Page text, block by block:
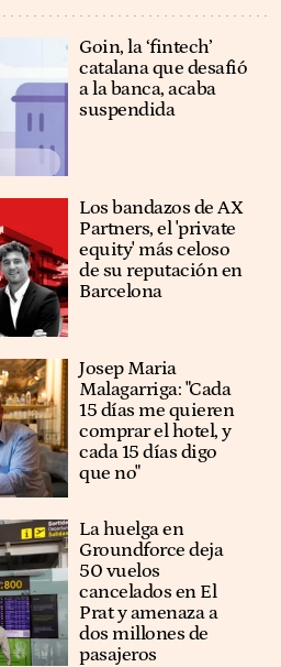
Goin, la ‘fintech’
catalana que desafió
a la banca, acaba
suspendida
Los bandazos de AX
Partners, el 'private
equity' más celoso
de su reputación en
Barcelona
​​Josep Maria
Malagarriga: "Cada
15 días me quieren
comprar el hotel, y
cada 15 días digo
que no"
La huelga en
Groundforce deja
50 vuelos
cancelados en El
Prat y amenaza a
dos millones de
pasajeros